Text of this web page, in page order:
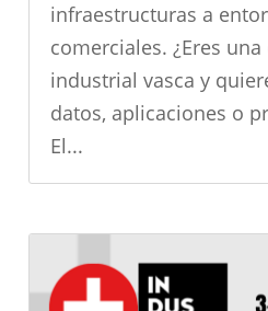
infraestructuras a
comerciales. ¿Eres
industrial vasca y
datos, aplicaciones o
El...